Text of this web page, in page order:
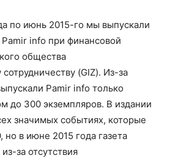
по июнь 2015-го мы выпускали
info при финансовой
общества
(GIZ). Из-за
Pamir info только
до 300 экземпляров. В издании
значимых событиях, которые
в июне 2015 года газета
за отсутствия